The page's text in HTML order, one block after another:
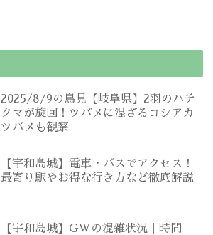
2025/8/9の鳥見【岐阜県】2羽のハチ
クマが旋回！ツバメに混ざるコシアカ
ツバメも観察
【宇和島城】電車・バスでアクセス！
最寄り駅やお得な行き方など徹底解説
【宇和島城】GWの混雑状況｜時間